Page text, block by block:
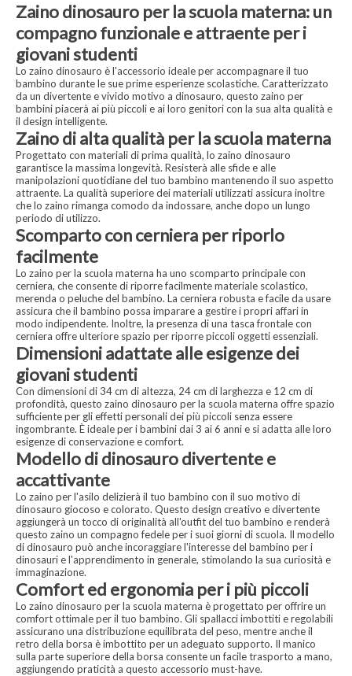
Zaino dinosauro per la scuola materna: un
compagno funzionale e attraente per i
giovani studenti
Lo zaino dinosauro è l'accessorio ideale per accompagnare il tuo
bambino durante le sue prime esperienze scolastiche. Caratterizzato
da un divertente e vivido motivo a dinosauro, questo zaino per
bambini piacerà ai più piccoli e ai loro genitori con la sua alta qualità e
il design intelligente.
Zaino di alta qualità per la scuola materna
Progettato con materiali di prima qualità, lo zaino dinosauro
garantisce la massima longevità. Resisterà alle sfide e alle
manipolazioni quotidiane del tuo bambino mantenendo il suo aspetto
attraente. La qualità superiore dei materiali utilizzati assicura inoltre
che lo zaino rimanga comodo da indossare, anche dopo un lungo
periodo di utilizzo.
Scomparto con cerniera per riporlo
facilmente
Lo zaino per la scuola materna ha uno scomparto principale con
cerniera, che consente di riporre facilmente materiale scolastico,
merenda o peluche del bambino. La cerniera robusta e facile da usare
assicura che il bambino possa imparare a gestire i propri affari in
modo indipendente. Inoltre, la presenza di una tasca frontale con
cerniera offre ulteriore spazio per riporre piccoli oggetti essenziali.
Dimensioni adattate alle esigenze dei
giovani studenti
Con dimensioni di 34 cm di altezza, 24 cm di larghezza e 12 cm di
profondità, questo zaino dinosauro per la scuola materna offre spazio
sufficiente per gli effetti personali dei più piccoli senza essere
ingombrante. È ideale per i bambini dai 3 ai 6 anni e si adatta alle loro
esigenze di conservazione e comfort.
Modello di dinosauro divertente e
accattivante
Lo zaino per l'asilo delizierà il tuo bambino con il suo motivo di
dinosauro giocoso e colorato. Questo design creativo e divertente
aggiungerà un tocco di originalità all'outfit del tuo bambino e renderà
questo zaino un compagno fedele per i suoi giorni di scuola. Il modello
di dinosauro può anche incoraggiare l'interesse del bambino per i
dinosauri e l'apprendimento in generale, stimolando la sua curiosità e
immaginazione.
Comfort ed ergonomia per i più piccoli
Lo zaino dinosauro per la scuola materna è progettato per offrire un
comfort ottimale per il tuo bambino. Gli spallacci imbottiti e regolabili
assicurano una distribuzione equilibrata del peso, mentre anche il
retro della borsa è imbottito per un adeguato supporto. Il manico
sulla parte superiore della borsa consente un facile trasporto a mano,
aggiungendo praticità a questo accessorio must-have.